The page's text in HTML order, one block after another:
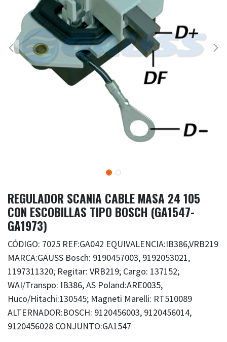
REGULADOR SCANIA CABLE MASA 24 105
CON ESCOBILLAS TIPO BOSCH (GA1547-
GA1973)
CÓDIGO: 7025 REF:GA042 EQUIVALENCIA:IB386,VRB219
MARCA:GAUSS Bosch: 9190457003, 9192053021,
1197311320; Regitar: VRB219; Cargo: 137152;
WAI/Transpo: IB386, AS Poland:ARE0035,
Huco/Hitachi:130545; Magneti Marelli: RT510089
ALTERNADOR:BOSCH: 9120456003, 9120456014,
9120456028 CONJUNTO:GA1547